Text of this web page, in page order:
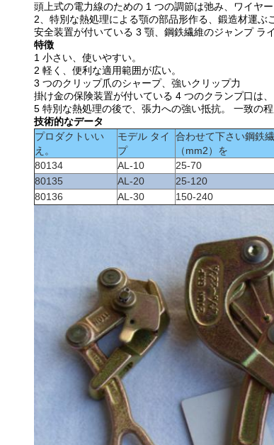
頭上式の電力線のための 1 つの調節は弛み、ワイヤー
2、特別な熱処理による顎の部品形作る、鍛造材運ぶ
安全装置が付いている 3 顎、鋼鉄繊維のジャンプ ラ
特徴
1 小さい、使いやすい。
2 軽く、便利な適用範囲が広い。
3 つのクリップ爪のシャープ、強いクリップ力
掛け金の保険装置が付いている 4 つのクランプ口は、
5 特別な熱処理の後で、張力への強い抵抗。 一致の
技術的なデータ
プロダクトいい
え。
モデル タイ
プ
合わせて下さい鋼鉄
（mm2）を
80134
AL-10 25-70
80135
AL-20 25-120
80136
AL-30 150-240